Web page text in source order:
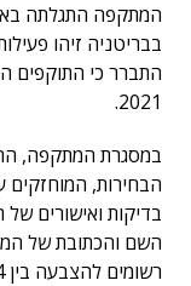
המתקפה התגלתה
בבריטניה זיהו
התברר כי התוקפים
2021.
במסגרת המתקפה,
הבחירות, המוחזקים
בדיקות ואישורים של
השם והכתובת של